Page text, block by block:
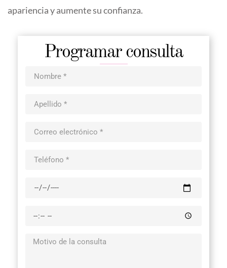
apariencia y aumente su confianza.
Programar consulta